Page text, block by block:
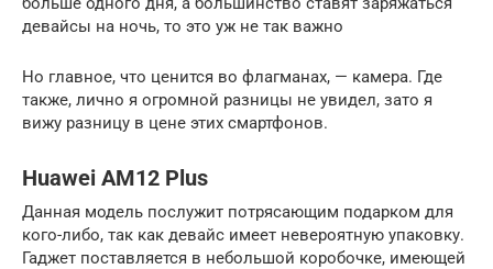
девайсы на ночь, то это уж не так важно
Но главное, что ценится во флагманах, — камера. Где
также, лично я огромной разницы не увидел, зато я
вижу разницу в цене этих смартфонов.
Huawei AM12 Plus
Данная модель послужит потрясающим подарком для
кого-либо, так как девайс имеет невероятную упаковку.
Гаджет поставляется в небольшой коробочке, имеющей